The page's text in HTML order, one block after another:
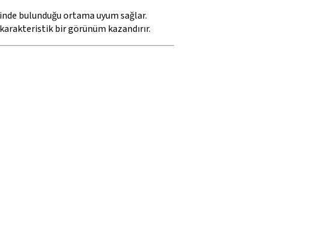
bulunduğu ortama uyum sağlar.
bir görünüm kazandırır.